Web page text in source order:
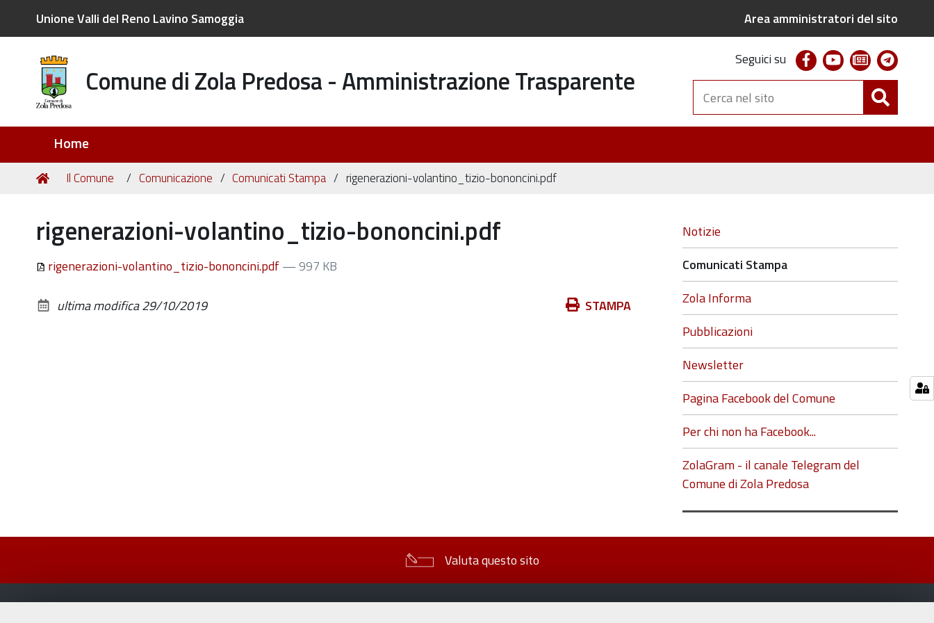
Unione Valli del Reno Lavino Samoggia Area amministratori del sito
Comune di Zola Predosa - Amministrazione Trasparente
Seguici su facebookyoutubenewsletter
Cerca
nel
sito
Home
Tu
Home
Il Comune Comunicazione Comunicati Stampa rigenerazioni-volantino_tizio-bononcini.pdf
rigenerazioni-volantino_tizio-bononcini.pdf
rigenerazioni-volantino_tizio-bononcini.pdf— 997 KB
Azioni STAMPA
ultima modifica29/10/2019
Navigazione
Notizie
Comunicati Stampa
Zola Informa
Pubblicazioni
Newsletter
Pagina Facebook del Comune
Per chi non ha Facebook...
ZolaGram - il canale Telegram del
Comune di Zola Predosa
Valuta questo sito